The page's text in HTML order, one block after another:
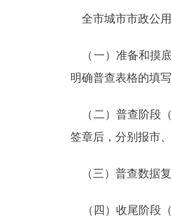
全市城市市政公用
（一）准备和摸
明确普查表格的填
（二）普查阶段
签章后，分别报市
（三）普查数据复
（四）收尾阶段